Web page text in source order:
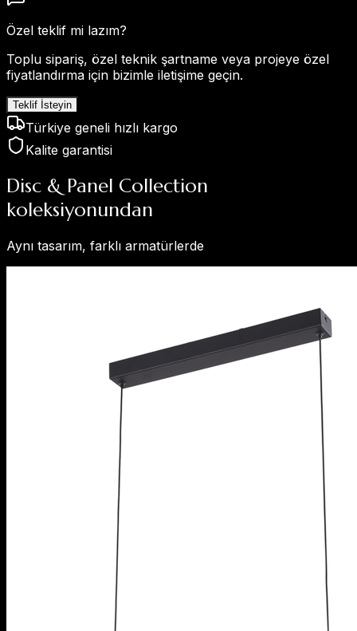
Özel teklif mi lazım?
Toplu sipariş, özel teknik şartname veya projeye özel
fiyatlandırma için bizimle iletişime geçin.
Teklif İsteyin
Türkiye geneli hızlı kargo
Kalite garantisi
Disc & Panel Collection
koleksiyonundan
Aynı tasarım, farklı armatürlerde